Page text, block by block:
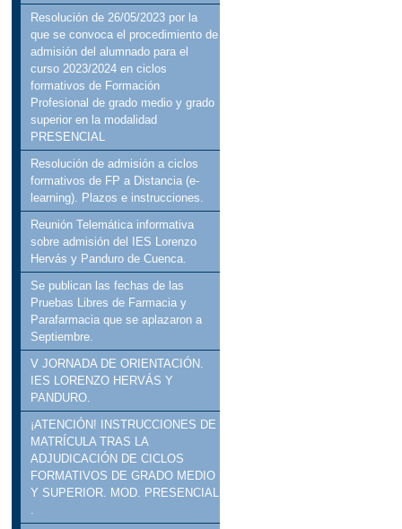
Resolución de 26/05/2023 por la
que se convoca el procedimiento de
admisión del alumnado para el
curso 2023/2024 en ciclos
formativos de Formación
Profesional de grado medio y grado
superior en la modalidad
PRESENCIAL
Resolución de admisión a ciclos
formativos de FP a Distancia (e-
learning). Plazos e instrucciones.
Reunión Telemática informativa
sobre admisión del IES Lorenzo
Hervás y Panduro de Cuenca.
Se publican las fechas de las
Pruebas Libres de Farmacia y
Parafarmacia que se aplazaron a
Septiembre.
V JORNADA DE ORIENTACIÓN.
IES LORENZO HERVÁS Y
PANDURO.
¡ATENCIÓN! INSTRUCCIONES DE
MATRÍCULA TRAS LA
ADJUDICACIÓN DE CICLOS
FORMATIVOS DE GRADO MEDIO
Y SUPERIOR. MOD. PRESENCIAL
.